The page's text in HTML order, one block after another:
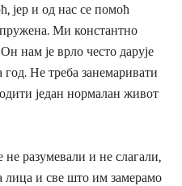
јер и од нас се помоћ
пружена. Ми константно
нам је врло често дарује
Не треба занемаривати
један нормалан живот
не разумевали и не слагали,
лица и све што им замерамо